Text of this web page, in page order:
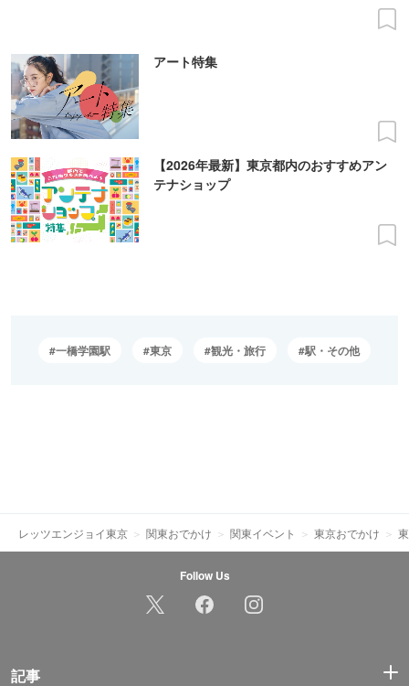
アート特集
【2026年最新】東京都内のおすすめアン
テナショップ
一橋学園駅 東京 観光・旅行 駅・その他
レッツエンジョイ東京 関東おでかけ 関東イベント 東京おでかけ
Follow Us
記事